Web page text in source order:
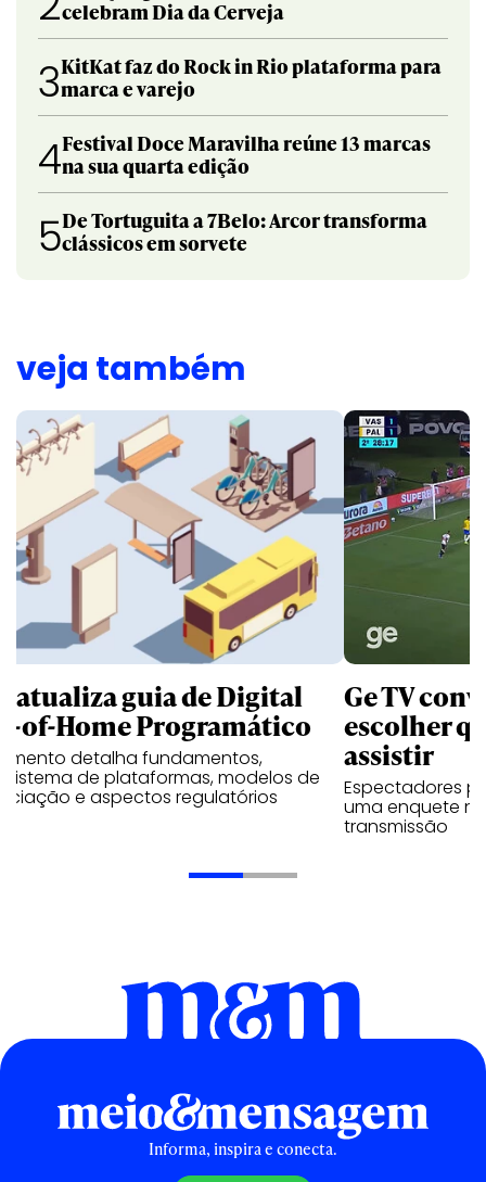
celebram Dia da Cerveja
3KitKat faz do Rock in Rio plataforma para
marca e varejo
4Festival Doce Maravilha reúne 13 marcas
na sua quarta edição
5De Tortuguita a 7Belo: Arcor transforma
clássicos em sorvete
veja também
atualiza guia de Digital
of-Home Programático
detalha fundamentos,
de plataformas, modelos de
e aspectos regulatórios
Ge TV
escolher
assistir
Espectadores
uma enquete
transmissão
Informa, inspira e conecta.